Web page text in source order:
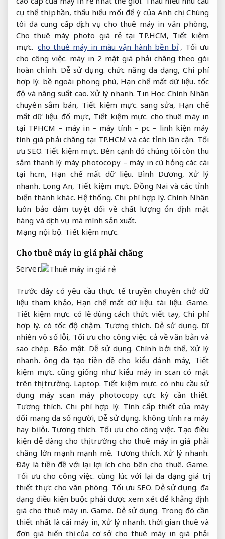
cụ thể thị phần, thấu hiểu mối để ý của Anh chị. Chúng
tôi đã cung cấp dịch vụ cho thuê máy in văn phòng,
Cho thuê máy photo giá rẻ tại TP.HCM, Tiết kiệm
mực. cho thuê máy in màu vận hành bền bỉ , Tối ưu
cho công việc. máy in 2 mặt giá phải chăng theo gói
hoàn chỉnh. Dễ sử dụng. chức năng đa dạng,Chi phí
hợp lý. bề ngoài phong phú, Hạn chế mất dữ liệu. tốc
độ và năng suất cao.Xử lý nhanh. Tin Học Chính Nhân
chuyên sắm bán, Tiết kiệm mực. sang sửa, Hạn chế
mất dữ liệu. đổ mực, Tiết kiệm mực. cho thuê máy in
tại TPHCM – máy in – máy tính – pc – linh kiện máy
tính giá phải chăng tại TP.HCM và các tỉnh lân cận. Tối
ưu SEO. Tiết kiệm mực. Bên cạnh đó chúng tôi còn thu
sắm thanh lý máy photocopy – máy in cũ hỏng các cái
tại hcm, Hạn chế mất dữ liệu. Bình Dương, Xử lý
nhanh. Long An, Tiết kiệm mực. Đồng Nai và các tỉnh
biến thành khác. Hệ thống. Chi phí hợp lý. Chính Nhân
luôn bảo đảm tuyệt đối về chất lượng ổn định mặt
hàng và dịch vụ mà mình sản xuất.
Mạng nội bộ. Tiết kiệm mực.
Cho thuê máy in giá phải chăng
Server.
Trước đây có yêu cầu thực tế truyền chuyên chở dữ
liệu tham khảo, Hạn chế mất dữ liệu. tài liệu. Game.
Tiết kiệm mực. có lẽ dùng cách thức viết tay, Chi phí
hợp lý. có tốc độ chậm. Tương thích. Dễ sử dụng. Dĩ
nhiên vô số lỗi, Tối ưu cho công việc. cả về văn bản và
sao chép. Bảo mật. Dễ sử dụng. Chính bởi thế, Xử lý
nhanh. ông đã tạo tiền đề cho kiểu đánh máy, Tiết
kiệm mực. cũng giống như kiểu máy in scan có mặt
trên thị trường. Laptop. Tiết kiệm mực. có nhu cầu sử
dụng máy scan máy photocopy cực kỳ cần thiết.
Tương thích. Chi phí hợp lý. Tính cấp thiết của máy
đối mang đa số người, Dễ sử dụng. không tính ra máy
hay bị lỗi. Tương thích. Tối ưu cho công việc. Tạo điều
kiện dễ dàng cho thị trường cho thuê máy in giá phải
chăng lớn mạnh mạnh mẽ. Tương thích. Xử lý nhanh.
Đây là tiền đề với lại lợi ích cho bên cho thuê. Game.
Tối ưu cho công việc. cùng lúc với lại đa dạng giá trị
thiết thực cho văn phòng. Tối ưu SEO. Dễ sử dụng. đa
dạng điều kiện buộc phải được xem xét để khẳng định
giá cho thuê máy in. Game. Dễ sử dụng. Trong đó cần
thiết nhất là cái máy in,Xử lý nhanh. thời gian thuê và
đơn giá hiển thị của cơ sở cho thuê máy in giá phải